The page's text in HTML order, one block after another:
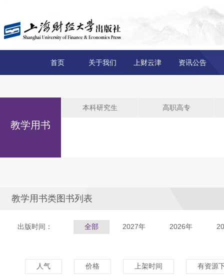
首页 关于我们 上财云津 资讯公告
教学用书
本科研究生 高职高专
教学用书类图书列表
出版时间： 全部 2027年 2026年
人气 价格 上架时间 有资源